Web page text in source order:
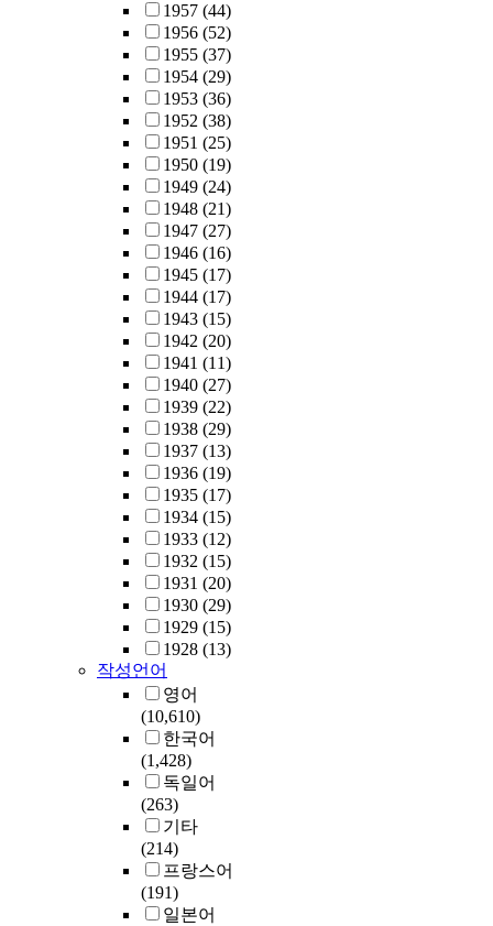
1957 (44)
1956 (52)
1955 (37)
1954 (29)
1953 (36)
1952 (38)
1951 (25)
1950 (19)
1949 (24)
1948 (21)
1947 (27)
1946 (16)
1945 (17)
1944 (17)
1943 (15)
1942 (20)
1941 (11)
1940 (27)
1939 (22)
1938 (29)
1937 (13)
1936 (19)
1935 (17)
1934 (15)
1933 (12)
1932 (15)
1931 (20)
1930 (29)
1929 (15)
1928 (13)
작성언어
영어
(10,610)
한국어
(1,428)
독일어
(263)
기타
(214)
프랑스어
(191)
일본어